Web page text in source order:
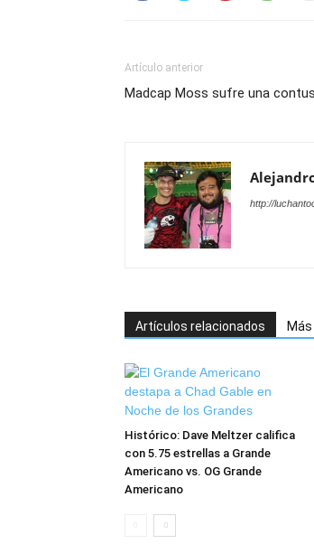
Artículo anterior
Madcap Moss sufre una
http://
Artículos relacionados
Histórico: Dave Meltzer califica
con 5.75 estrellas a Grande
Americano vs. OG Grande
Americano